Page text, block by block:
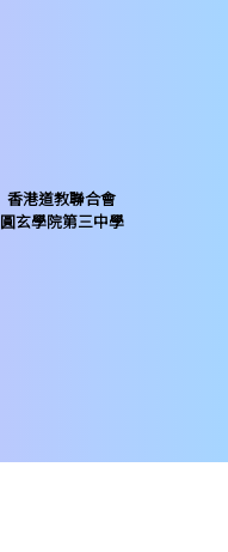
香港道教聯合會
圓玄學院第三中學